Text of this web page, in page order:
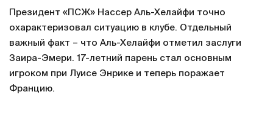
Президент «ПСЖ» Нассер Аль-Хелайфи точно
охарактеризовал ситуацию в клубе. Отдельный
важный факт – что Аль-Хелайфи отметил заслуги
Заира-Эмери. 17-летний парень стал основным
игроком при Луисе Энрике и теперь поражает
Францию.